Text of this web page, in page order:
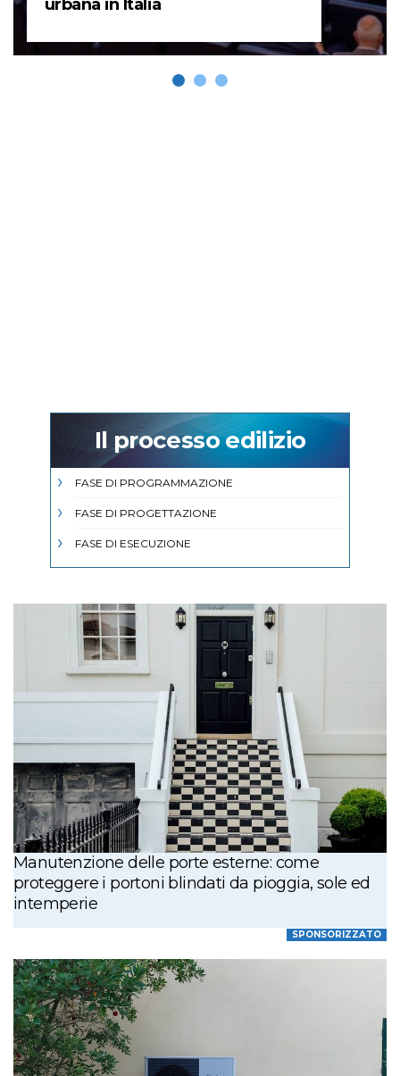
urbana in Italia
Il processo edilizio
FASE DI PROGRAMMAZIONE
FASE DI PROGETTAZIONE
FASE DI ESECUZIONE
Manutenzione delle porte esterne: come
proteggere i portoni blindati da pioggia, sole ed
intemperie
SPONSORIZZATO